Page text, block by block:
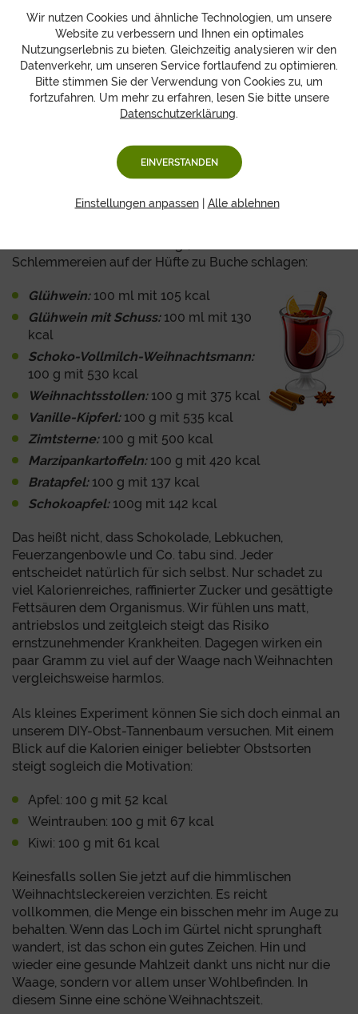
wollen nach
Möglichkeit alle angesprochen werden. Entsprechend
macht die Mischung aus spritzig-fruchtigem Obst und
gebackenem Weihnachtsnaschwerk einen besonderen
Reiz aus. Unsere Geschenkboxen zu Weihnachten
zeigen, wie einfach der gesunde Mix gelingen kann und
Weihnachtsleckerei oder gesundes Obst?
Wir sagen ganz klar: Beides! Mancher fragt sich jetzt
Schlemmereien auf der Hüfte zu Buche schlagen:
Glühwein:100 ml mit 105 kcal
Glühwein mit Schuss:100 ml mit 130
kcal
Schoko-Vollmilch-Weihnachtsmann:
100 g mit 530 kcal
Weihnachtsstollen:100 g mit 375 kcal
Vanille-Kipferl:100 g mit 535 kcal
Zimtsterne:100 g mit 500 kcal
Marzipankartoffeln: 100 g mit 420 kcal
Bratapfel: 100 g mit 137 kcal
Schokoapfel:100g mit 142 kcal
Das heißt nicht, dass Schokolade, Lebkuchen,
Feuerzangenbowle und Co. tabu sind. Jeder
entscheidet natürlich für sich selbst. Nur schadet zu
viel Kalorienreiches, raffinierter Zucker und gesättigte
Fettsäuren dem Organismus. Wir fühlen uns matt,
antriebslos und zeitgleich steigt das Risiko
ernstzunehmender Krankheiten. Dagegen wirken ein
paar Gramm zu viel auf der Waage nach Weihnachten
vergleichsweise harmlos.
Als kleines Experiment können Sie sich doch einmal an
unserem DIY-Obst-Tannenbaum versuchen. Mit einem
Blick auf die Kalorien einiger beliebter Obstsorten
steigt sogleich die Motivation:
Apfel: 100 g mit 52 kcal
Weintrauben: 100 g mit 67 kcal
Kiwi: 100 g mit 61 kcal
Keinesfalls sollen Sie jetzt auf die himmlischen
Weihnachtsleckereien verzichten. Es reicht
vollkommen, die Menge ein bisschen mehr im Auge zu
behalten. Wenn das Loch im Gürtel nicht sprunghaft
wandert, ist das schon ein gutes Zeichen. Hin und
wieder eine gesunde Mahlzeit dankt uns nicht nur die
Waage, sondern vor allem unser Wohlbefinden. In
diesem Sinne eine schöne Weihnachtszeit.
Wir nutzen Cookies und ähnliche Technologien, um unsere
Website zu verbessern und Ihnen ein optimales
Nutzungserlebnis zu bieten. Gleichzeitig analysieren wir den
Datenverkehr, um unseren Service fortlaufend zu optimieren.
Bitte stimmen Sie der Verwendung von Cookies zu, um
fortzufahren. Um mehr zu erfahren, lesen Sie bitte unsere
Datenschutzerklärung
EINVERSTANDEN
Einstellungen anpassen| Alle ablehnen